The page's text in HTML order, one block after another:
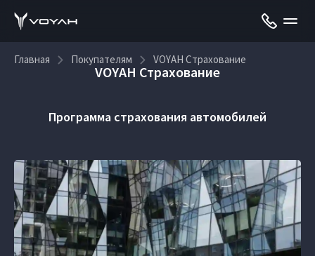
Главная Покупателям VOYAH Страхование
VOYAH Страхование
Программа страхования автомобилей